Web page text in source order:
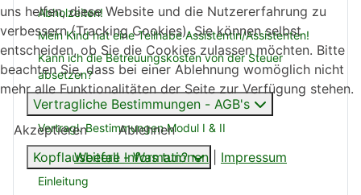
Abholzeiten!
Mein Kind hat eine Teilhabe Assistentin/Assistenten!
Kann ich die Betreuungskosten von der Steuer
absetzen?
Vertragliche Bestimmungen - AGB's
Vertragl. Bestimmungen Modul I & II
Kopflausbefall - Was tun?
Einleitung
uns helfen, diese Website und die Nutzererfahrung zu
verbessern (Tracking Cookies). Sie können selbst
entscheiden, ob Sie die Cookies zulassen möchten. Bitte
beachten Sie, dass bei einer Ablehnung womöglich nicht
mehr alle Funktionalitäten der Seite zur Verfügung stehen.
Akzeptieren
Ablehnen
Weitere Informationen
Impressum